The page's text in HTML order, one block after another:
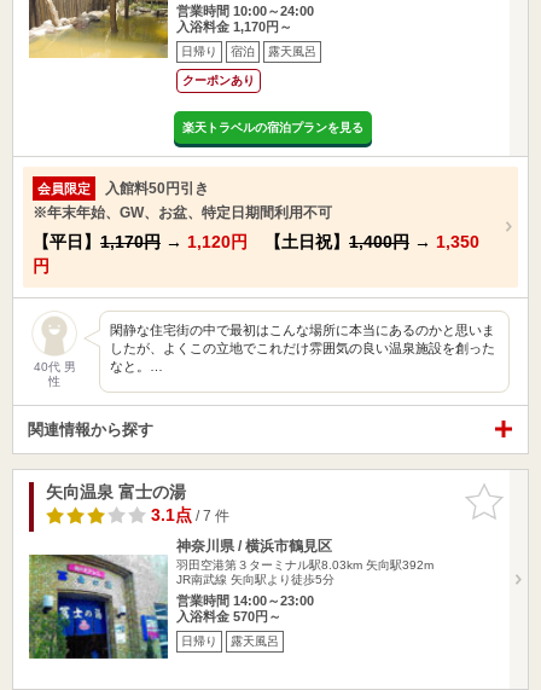
営業時間 10:00～24:00
入浴料金 1,170円～
日帰り 宿泊 露天風呂
クーポンあり
楽天トラベルの宿泊プランを見る
会員限定
入館料50円引き
※年末年始、GW、お盆、特定日期間利用不可
【平日】 1,170円 → 1,120円 【土日祝】 1,400円 → 1,350
円
40代 男
性
閑静な住宅街の中で最初はこんな場所に本当にあるのかと思いま
したが、よくこの立地でこれだけ雰囲気の良い温泉施設を創った
なと。…
関連情報から探す
お気に入
りに追加
矢向温泉 富士の湯
3.1点/ 7 件
神奈川県 / 横浜市鶴見区
羽田空港第３ターミナル駅8.03km 矢向駅392m
JR南武線 矢向駅より徒歩5分
営業時間 14:00～23:00
入浴料金 570円～
日帰り 露天風呂